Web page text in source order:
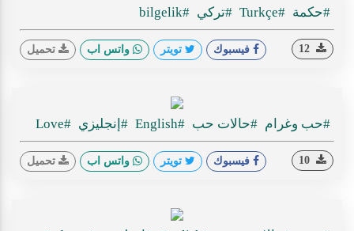
#حكمة #Turkçe #تركي #bilgelik
فيسبوك تويتر واتس اب تحميل
#حب وغرام #حالات حب #English #إنجليزي #Love
فيسبوك تويتر واتس اب تحميل